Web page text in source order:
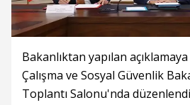
Bakanlıktan yapılan
Çalışma ve Sosyal Güvenlik
Toplantı Salonu'nda